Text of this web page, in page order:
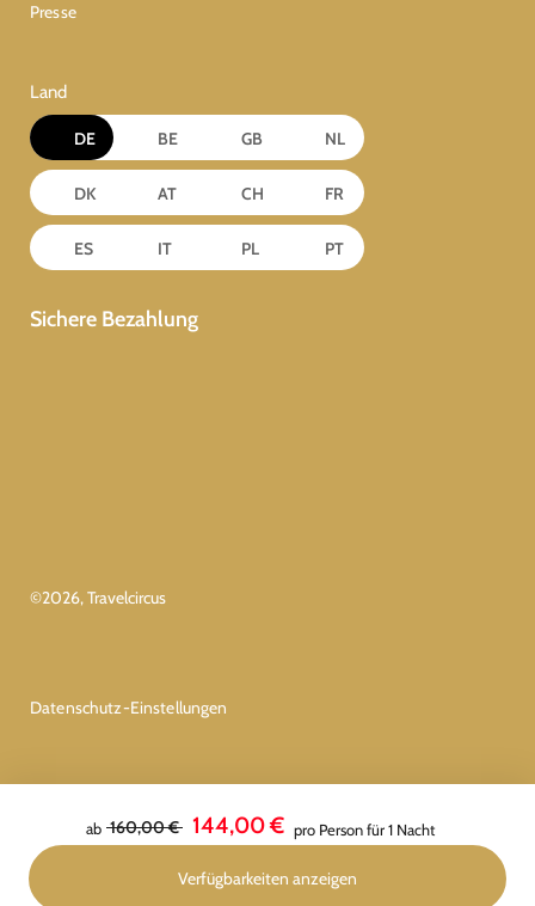
ab 160,00 € 144,00 € pro Person für 1 Nacht
Verfügbarkeiten anzeigen
Presse
Land
DE BE GB NL
DK AT CH FR
ES IT PL PT
Sichere Bezahlung
©2026, Travelcircus
Datenschutz-Einstellungen